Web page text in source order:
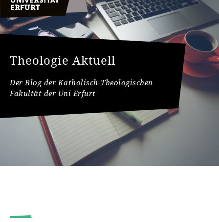
Theologie Aktuell
Der Blog der Katholisch-Theologischen
Fakultät der Uni Erfurt